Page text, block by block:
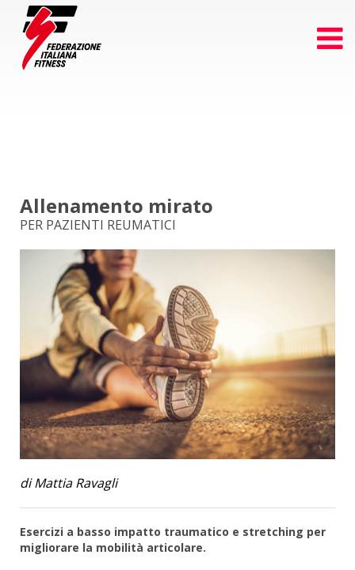
Allenamento mirato
PER PAZIENTI REUMATICI
di Mattia Ravagli
Esercizi a basso impatto traumatico e stretching per
migliorare la mobilità articolare.